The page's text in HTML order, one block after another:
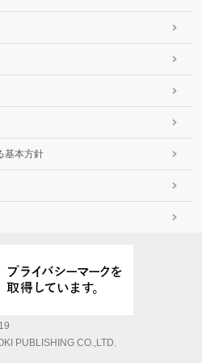
基本方針
PUBLISHING CO.,LTD.